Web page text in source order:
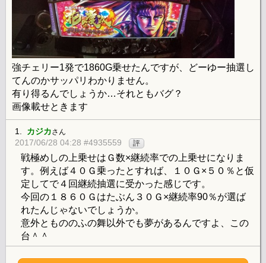
強チェリー1発で1860G乗せたんですが、どーゆー抽選し
てんのかサッパリわかりません。
有り得るんでしょうか…それともバグ？
画像載せときます
1. カジカさん
2017/06/28 04:28 #4935559 評
戦極めしの上乗せはＧ数×継続率での上乗せになりま
す。例えば４０Ｇ乗ったとすれば、１０Ｇ×５０％と仮
定してで４回継続抽選に受かった感じです。
今回の１８６０Ｇはたぶん３０Ｇ×継続率90％が選ば
れたんじゃないでしょうか。
意外ともののふの舞以外でも夢があるんですよ、この
台＾＾